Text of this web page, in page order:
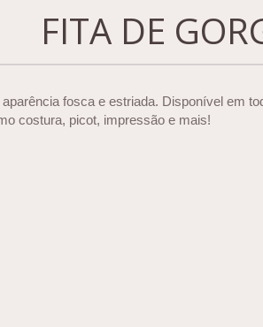
FITA DE
fosca e estriada. Disponível em
costura, picot, impressão e mais!